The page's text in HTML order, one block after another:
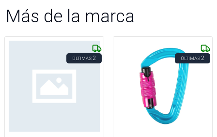
Más de la marca
ÚLTIMAS2 ÚLTIMAS2